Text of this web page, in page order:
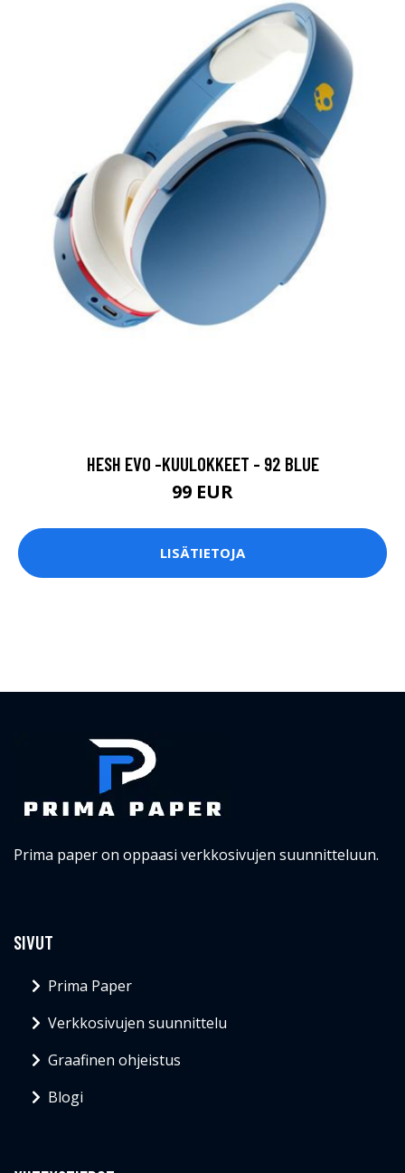
HESH EVO -KUULOKKEET - 92 BLUE
99 EUR
LISÄTIETOJA
Prima paper on oppaasi verkkosivujen suunnitteluun.
SIVUT
Prima Paper
Verkkosivujen suunnittelu
Graafinen ohjeistus
Blogi